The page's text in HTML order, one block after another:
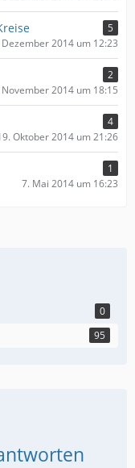
5
Dezember 2014 um 12:23
2
November 2014 um 18:15
4
Oktober 2014 um 21:26
1
7. Mai 2014 um 16:23
0
95